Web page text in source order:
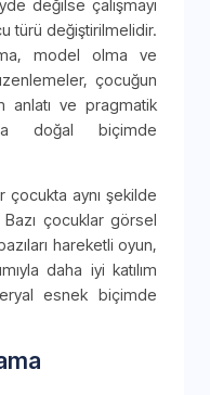
değilse çalışmayı
türü değiştirilmelidir.
model olma ve
çocuğun
anlatı ve pragmatik
doğal biçimde
çocukta aynı şekilde
Bazı çocuklar görsel
hareketli oyun,
daha iyi katılım
esnek biçimde